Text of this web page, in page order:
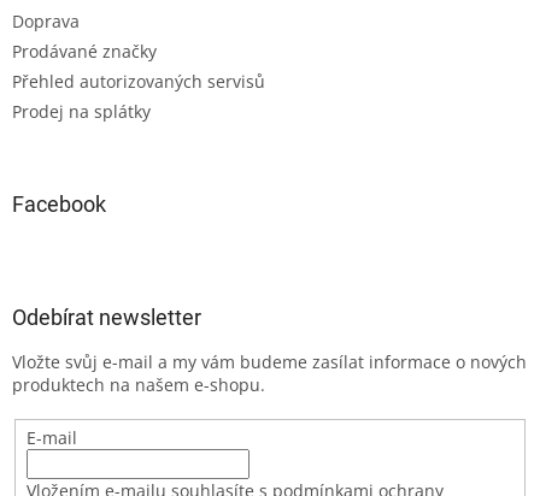
Doprava
Prodávané značky
Přehled autorizovaných servisů
Prodej na splátky
Facebook
Odebírat newsletter
Vložte svůj e-mail a my vám budeme zasílat informace o nových
produktech na našem e-shopu.
E-mail
Vložením e-mailu souhlasíte s podmínkami ochrany